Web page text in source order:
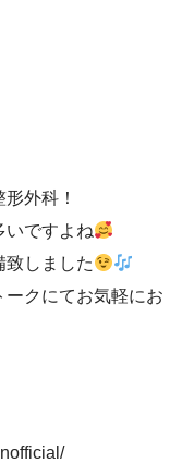
外科！
いですよね
致しました
クにてお気軽にお